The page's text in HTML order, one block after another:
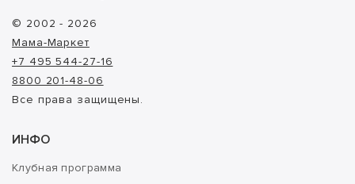
© 2002 - 2026
Мама-Маркет
+7 495 544-27-16
8800 201-48-06
Все права защищены.
ИНФО
Клубная программа